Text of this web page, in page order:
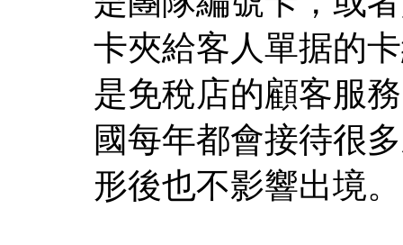
卡夾給客人單据的
是免稅店的顧客服
國每年都會接待很
形後也不影響出境。